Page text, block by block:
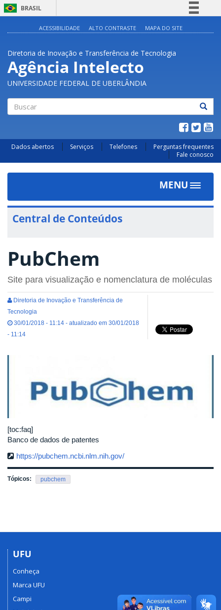
BRASIL
Participe
Acesso à informação
Legislação
Canais
ACESSIBILIDADE ALTO CONTRASTE MAPA DO SITE
Diretoria de Inovação e Transferência de Tecnologia
Agência Intelecto
UNIVERSIDADE FEDERAL DE UBERLÂNDIA
Dados abertos Serviços Telefones
Perguntas frequentes
Fale conosco
MENU
Toggle
Central de Conteúdos
PubChem
Site para visualização e nomenclatura de moléculas
Diretoria de Inovação e Transferência de
Tecnologia
30/01/2018 - 11:14 - atualizado em 30/01/2018
- 11:14
[toc:faq]
Banco de dados de patentes
https://pubchem.ncbi.nlm.nih.gov/
Tópicos: pubchem
UFU
Conheça
Marca UFU
Campi